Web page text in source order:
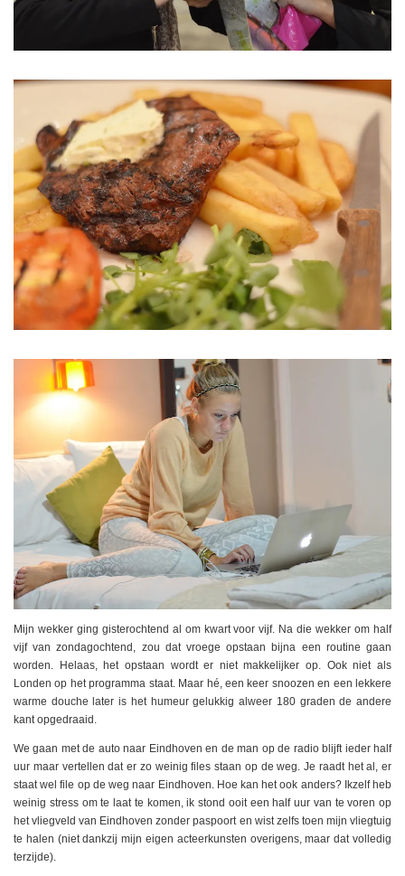
Mijn wekker ging gisterochtend al om kwart voor vijf. Na die wekker om half
vijf van zondagochtend, zou dat vroege opstaan bijna een routine gaan
worden. Helaas, het opstaan wordt er niet makkelijker op. Ook niet als
Londen op het programma staat. Maar hé, een keer snoozen en een lekkere
warme douche later is het humeur gelukkig alweer 180 graden de andere
kant opgedraaid.
We gaan met de auto naar Eindhoven en de man op de radio blijft ieder half
uur maar vertellen dat er zo weinig files staan op de weg. Je raadt het al, er
staat wel file op de weg naar Eindhoven. Hoe kan het ook anders? Ikzelf heb
weinig stress om te laat te komen, ik stond ooit een half uur van te voren op
het vliegveld van Eindhoven zonder paspoort en wist zelfs toen mijn vliegtuig
te halen (niet dankzij mijn eigen acteerkunsten overigens, maar dat volledig
terzijde).